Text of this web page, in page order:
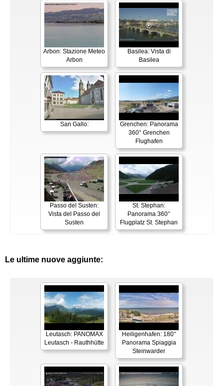
Arbon: Stazione Meteo
Arbon
Basilea: Vista di
Basilea
San Gallo:
Grenchen: Panorama
360° Grenchen
Flughafen
Passo del Susten:
Vista del Passo del
Susten
St. Stephan:
Panorama 360°
Flugplatz St. Stephan
Le ultime nuove aggiunte:
Leutasch: PANOMAX
Leutasch - Rauthhütte
Heiligenhafen: 180°
Panorama Spiaggia
Steinwarder